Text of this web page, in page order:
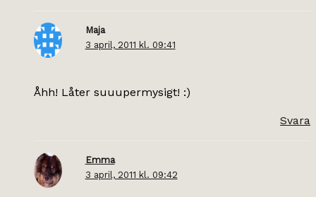
Maja
3 april, 2011 kl. 09:41
Åhh! Låter suuupermysigt! :)
Svara
Emma
3 april, 2011 kl. 09:42